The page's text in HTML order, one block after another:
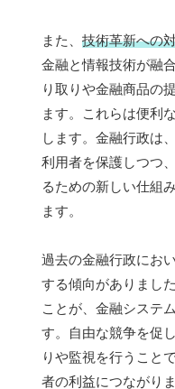
また、 技術革新への
金融と情報技術が融
り取りや金融商品の
ます。これらは便利
します。金融行政は
利用者を保護しつつ
るための新しい仕組
ます。
過去の金融行政にお
する傾向がありまし
ことが、金融システ
す。自由な競争を促
りや監視を行うこと
者の利益につながりま